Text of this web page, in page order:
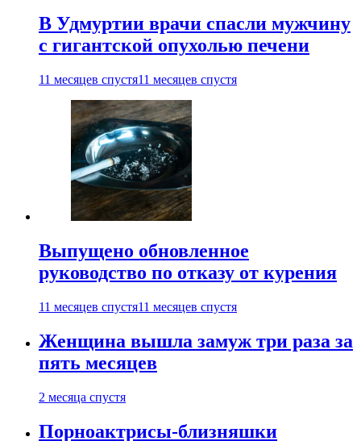
В Удмуртии врачи спасли мужчину
с гигантской опухолью печени
11 месяцев спустя11 месяцев спустя
Выпущено обновленное
руководство по отказу от курения
11 месяцев спустя11 месяцев спустя
Женщина вышла замуж три раза за
пять месяцев
2 месяца спустя
Порноактрисы-близняшки